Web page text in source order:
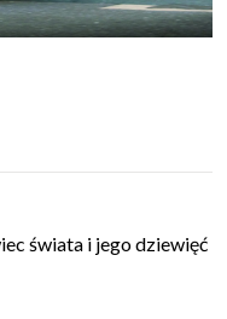
świata i jego dziewięć